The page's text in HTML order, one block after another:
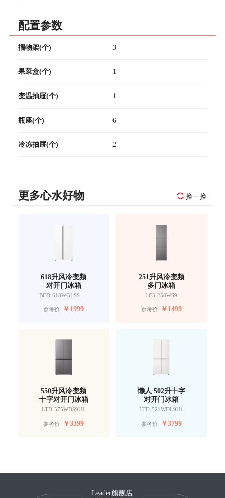
配置参数
搁物架(个) 3
果菜盒(个) 1
变温抽屉(个) 1
瓶座(个) 6
冷冻抽屉(个) 2
更多心水好物 换一换
618升风冷变频
对开门冰箱
BCD-618WGLSSEDW9
参考价 ￥1999
251升风冷变频
多门冰箱
LC3-258WS9
参考价 ￥1499
550升风冷变频
十字对开门冰箱
LTD-575WDS9U1
参考价 ￥3399
懒人 502升十字
对开门冰箱
LTD-521WDL9U1
参考价 ￥3799
Leader旗舰店